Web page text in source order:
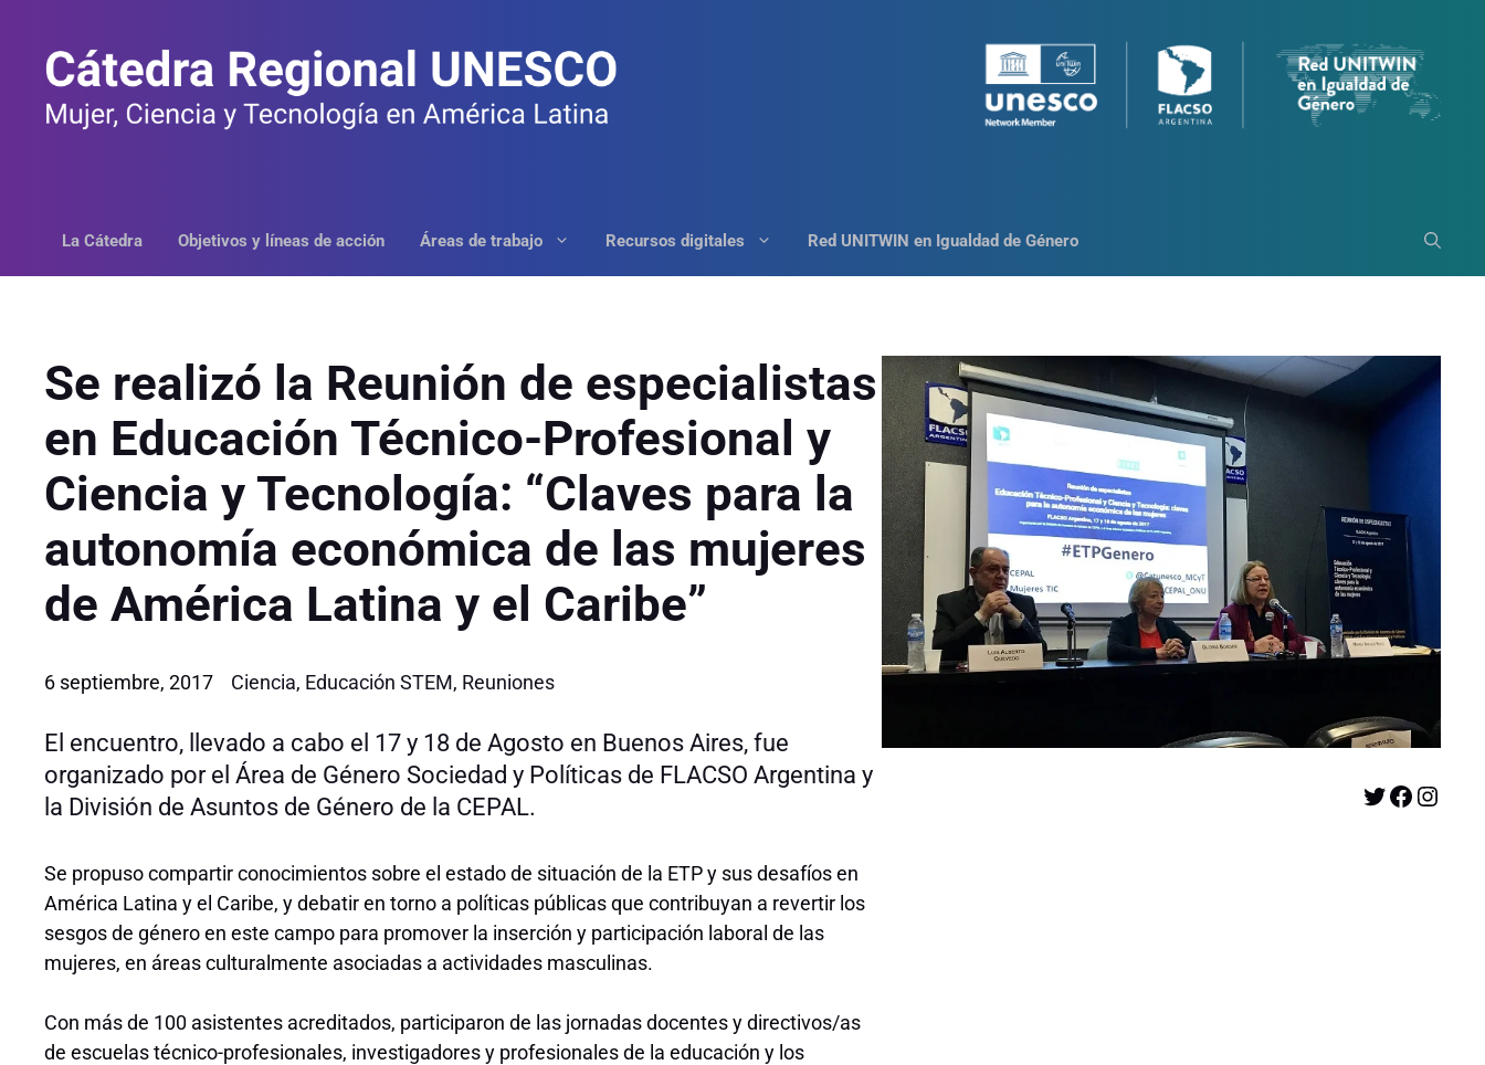
contenido
La Cátedra Objetivos y líneas de acción Áreas de trabajo Recursos digitales Red UNITWIN en Igualdad de Género
Se realizó la Reunión de especialistas
en Educación Técnico-Profesional y
Ciencia y Tecnología: “Claves para la
autonomía económica de las mujeres
de América Latina y el Caribe”
6 septiembre, 2017 Ciencia, Educación STEM, Reuniones
El encuentro, llevado a cabo el 17 y 18 de Agosto en Buenos Aires, fue
organizado por el Área de Género Sociedad y Políticas de FLACSO Argentina y
la División de Asuntos de Género de la CEPAL.
Se propuso compartir conocimientos sobre el estado de situación de la ETP y sus desafíos en
América Latina y el Caribe, y debatir en torno a políticas públicas que contribuyan a revertir los
sesgos de género en este campo para promover la inserción y participación laboral de las
mujeres, en áreas culturalmente asociadas a actividades masculinas.
Con más de 100 asistentes acreditados, participaron de las jornadas docentes y directivos/as
de escuelas técnico-profesionales, investigadores y profesionales de la educación y los
Twitter Facebook Instagram